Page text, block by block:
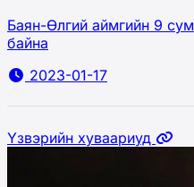
Баян-Өлгий аймгийн 9
байна
2023-01-17
Үзвэрийн хуваариуд